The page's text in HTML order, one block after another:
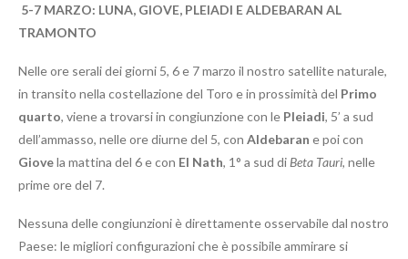
5-7 MARZO: LUNA, GIOVE, PLEIADI E ALDEBARAN AL
TRAMONTO
Nelle ore serali dei giorni 5, 6 e 7 marzo il nostro satellite naturale,
in transito nella costellazione del Toro e in prossimità del Primo
quarto, viene a trovarsi in congiunzione con le Pleiadi, 5’ a sud
dell’ammasso, nelle ore diurne del 5, con Aldebaran e poi con
Giovela mattina del 6 e con El Nath, 1° a sud di Beta Tauri, nelle
prime ore del 7.
Nessuna delle congiunzioni è direttamente osservabile dal nostro
Paese: le migliori configurazioni che è possibile ammirare si